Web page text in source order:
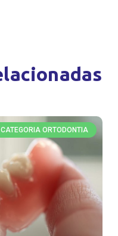
CATEGORIA ORTODONTIA